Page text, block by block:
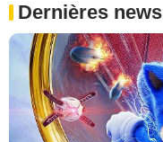
Dernières news